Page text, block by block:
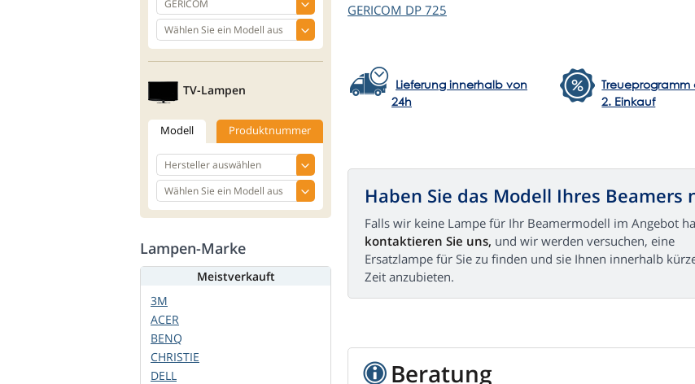
GERICOM DP 725
Lieferung innerhalb von
24h
2. Einkauf
Haben Sie das Modell Ihres Beamers
Falls wir keine Lampe für Ihr Beamermodell im Angebot
kontaktieren Sie uns, und wir werden versuchen, eine
Ersatzlampe für Sie zu finden und sie Ihnen innerhalb
Zeit anzubieten.
Beratung
TV-Lampen
Modell Produktnummer
Lampen-Marke
Meistverkauft
3M
ACER
BENQ
CHRISTIE
DELL